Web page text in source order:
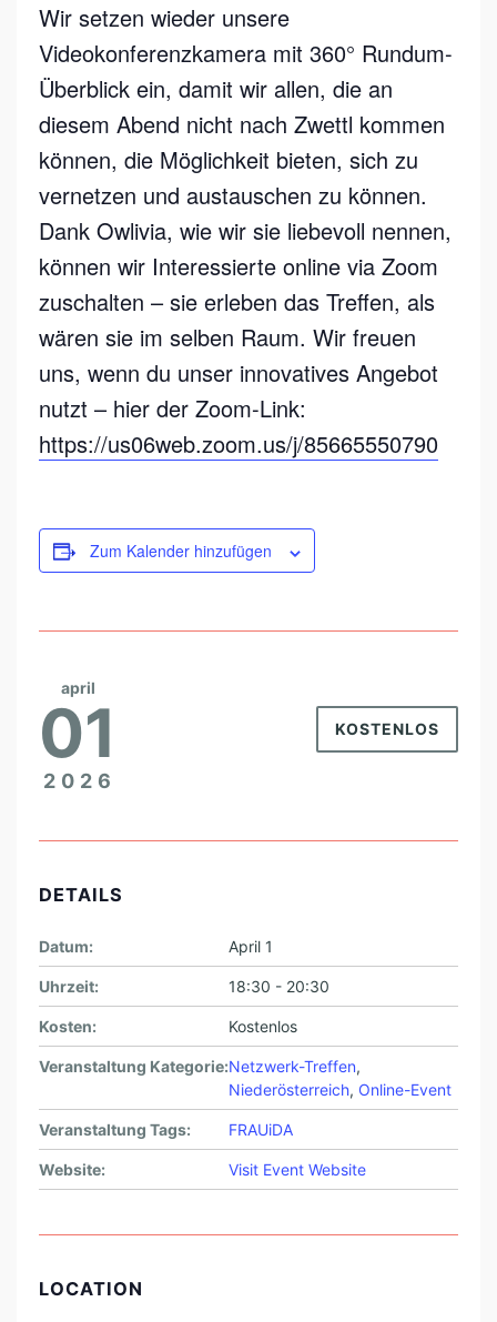
Wir setzen wieder unsere
Videokonferenzkamera mit 360° Rundum-
Überblick ein, damit wir allen, die an
diesem Abend nicht nach Zwettl kommen
können, die Möglichkeit bieten, sich zu
vernetzen und austauschen zu können.
Dank Owlivia, wie wir sie liebevoll nennen,
können wir Interessierte online via Zoom
zuschalten – sie erleben das Treffen, als
wären sie im selben Raum. Wir freuen
uns, wenn du unser innovatives Angebot
nutzt – hier der Zoom-Link:
https://us06web.zoom.us/j/85665550790
Zum Kalender hinzufügen
april
01
2026
KOSTENLOS
DETAILS
Datum: April 1
Uhrzeit: 18:30 - 20:30
Kosten: Kostenlos
Veranstaltung Kategorie:Netzwerk-Treffen,
Niederösterreich, Online-Event
Veranstaltung Tags: FRAUiDA
Website: Visit Event Website
LOCATION